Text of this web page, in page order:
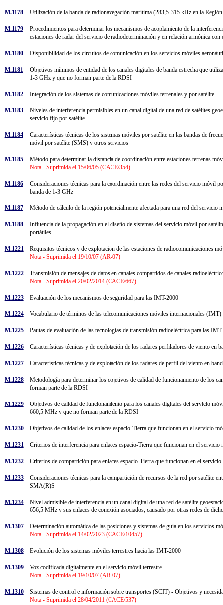
M.1178 Utilización de la banda de radionavegación marítima (283,5-315 kHz en la
M.1179
Procedimientos para determinar los mecanismos de acoplamiento de la
estaciones de radar del servicio de radiodeterminación y en relación armónica
M.1180 Disponibilidad de los circuitos de comunicación en los servicios móviles
M.1181
Objetivos mínimos de entidad de los canales digitales de banda estrecha que
1-3 GHz y que no forman parte de la RDSI
M.1182 Integración de los sistemas de comunicaciones móviles terrenales y por satélite
M.1183
Niveles de interferencia permisibles en un canal digital de una red de satélites
servicio fijo por satélite
M.1184
Características técnicas de los sistemas móviles por satélite en las bandas de
móvil por satélite (SMS) y otros servicios
M.1185
Método para determinar la distancia de coordinación entre estaciones terrenas
Nota - Suprimida el 15/06/05 (CACE/354)
M.1186
Consideraciones técnicas para la coordinación entre las redes del servicio móvil
banda de 1-3 GHz
M.1187 Método de cálculo de la región potencialmente afectada para una red del
M.1188
Influencia de la propagación en el diseño de sistemas del servicio móvil por
portátiles
M.1221
Requisitos técnicos y de explotación de las estaciones de radiocomunicaciones
Nota - Suprimida el 19/10/07 (AR-07)
M.1222
Transmisión de mensajes de datos en canales compartidos de canales
Nota - Suprimida el 20/02/2014 (CACE/667)
M.1223 Evaluación de los mecanismos de seguridad para las IMT-2000
M.1224 Vocabulario de términos de las telecomunicaciones móviles internacionales
M.1225 Pautas de evaluación de las tecnologías de transmisión radioeléctrica para las
M.1226 Características técnicas y de explotación de los radares perfiladores de viento en
M.1227 Características técnicas y de explotación de los radares de perfil del viento en
M.1228
Metodología para determinar los objetivos de calidad de funcionamiento de los
forman parte de la RDSI
M.1229
Objetivos de calidad de funcionamiento para los canales digitales del servicio
660,5 MHz y que no forman parte de la RDSI
M.1230 Objetivos de calidad de los enlaces espacio-Tierra que funcionan en el servicio
M.1231 Criterios de interferencia para enlaces espacio-Tierra que funcionan en el
M.1232 Criterios de compartición para enlaces espacio-Tierra que funcionan en el
M.1233
Consideraciones técnicas para la compartición de recursos de la red por
SMA(R)S
M.1234
Nivel admisible de interferencia en un canal digital de una red de satélite
656,5 MHz y sus enlaces de conexión asociados, causado por otras redes de
M.1307
Determinación automática de las posiciones y sistemas de guía en los servicios
Nota - Suprimida el 14/02/2023 (CACE/10457)
M.1308 Evolución de los sistemas móviles terrestres hacia las IMT-2000
M.1309
Voz codificada digitalmente en el servicio móvil terrestre
Nota - Suprimida el 19/10/07 (AR-07)
M.1310
Sistemas de control e información sobre transportes (SCIT) - Objetivos y
Nota - Suprimida el 28/04/2011 (CACE/537)